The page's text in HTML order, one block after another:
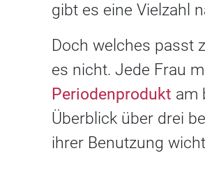
gibt es eine Vielzahl
Doch welches passt
es nicht. Jede Frau
Periodenprodukt am
Überblick über drei
ihrer Benutzung